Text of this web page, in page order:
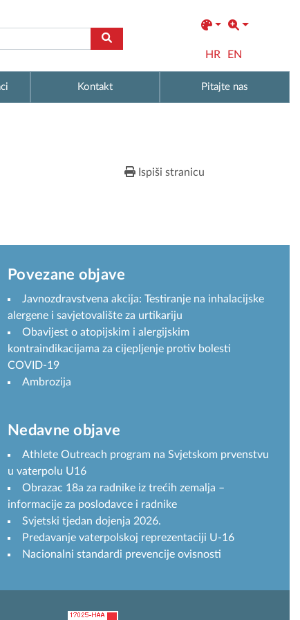
HR EN
Kontakt Pitajte nas
Ispiši stranicu
Povezane objave
Javnozdravstvena akcija: Testiranje na inhalacijske
alergene i savjetovalište za urtikariju
Obavijest o atopijskim i alergijskim
kontraindikacijama za cijepljenje protiv bolesti
COVID-19
Ambrozija
Nedavne objave
Athlete Outreach program na Svjetskom prvenstvu
u vaterpolu U16
Obrazac 18a za radnike iz trećih zemalja –
informacije za poslodavce i radnike
Svjetski tjedan dojenja 2026.
Predavanje vaterpolskoj reprezentaciji U-16
Nacionalni standardi prevencije ovisnosti